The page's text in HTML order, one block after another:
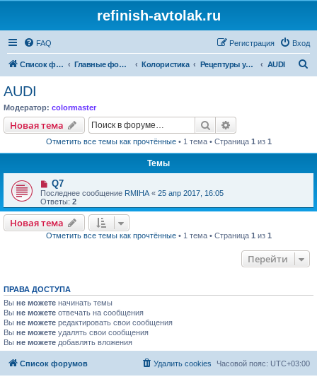
refinish-avtolak.ru
FAQ Вход
Регистрация
Список форумов Главные форумы Колористика Рецептуры участников (архив) AUDI
AUDI
Модератор: colormaster
Новая тема Поиск
Отметить все темы как прочтённые• 1 тема • Страница 1 из 1
Темы
Q7
Последнее сообщение RMIHA « 25 апр 2017, 16:05
Ответы: 2
Новая тема
Отметить все темы как прочтённые• 1 тема • Страница 1 из 1
Перейти
ПРАВА ДОСТУПА
Вы не можете начинать темы
Вы не можете отвечать на сообщения
Вы не можете редактировать свои сообщения
Вы не можете удалять свои сообщения
Вы не можете добавлять вложения
Список форумов Часовой пояс: UTC+03:00
Удалить cookies